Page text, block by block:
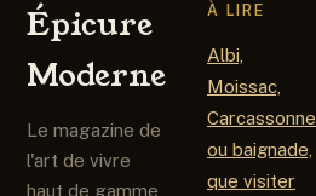
Épicure
Moderne
Le magazine de
l'art de vivre
haut de gamme
À LIRE
Albi,
Moissac,
Carcassonne
ou baignade,
que visiter